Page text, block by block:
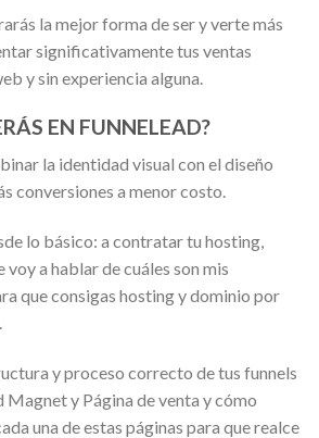
la mejor forma de ser y verte más
significativamente tus ventas
y sin experiencia alguna.
EN FUNNELEAD?
la identidad visual con el diseño
conversiones a menor costo.
lo básico: a contratar tu hosting,
a hablar de cuáles son mis
que consigas hosting y dominio por
y proceso correcto de tus funnels
Magnet y Página de venta y cómo
una de estas páginas para que realce